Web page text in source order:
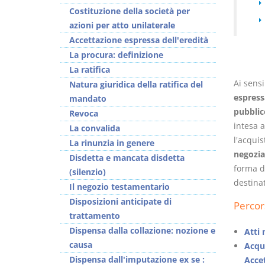
Ai
intesa
forma
Atti
Costituzione della società per
azioni per atto unilaterale
Accettazione espressa dell'eredità
La procura: definizione
La ratifica
Natura giuridica della ratifica del
mandato
Revoca
La convalida
La rinunzia in genere
Disdetta e mancata disdetta
(silenzio)
Il negozio testamentario
Disposizioni anticipate di
trattamento
Dispensa dalla collazione: nozione e
causa
Dispensa dall'imputazione ex se :
Usufrutto Uso e
Versione ebook€
(iva incl.)
Prescrizione e
decadenza
D. Minussi
Versione ebook€
4,19 (iva incl.)